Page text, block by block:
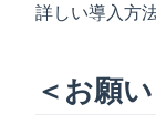
詳しい導入方
＜お願い